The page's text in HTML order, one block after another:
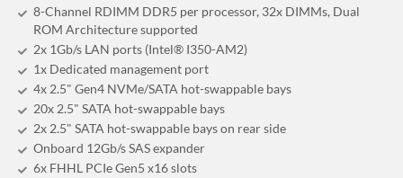
8-Channel RDIMM DDR5 per processor, 32x DIMMs, Dual
ROM Architecture supported
2x 1Gb/s LAN ports (Intel® I350-AM2)
1x Dedicated management port
4x 2.5" Gen4 NVMe/SATA hot-swappable bays
20x 2.5" SATA hot-swappable bays
2x 2.5" SATA hot-swappable bays on rear side
Onboard 12Gb/s SAS expander
6x FHHL PCIe Gen5 x16 slots